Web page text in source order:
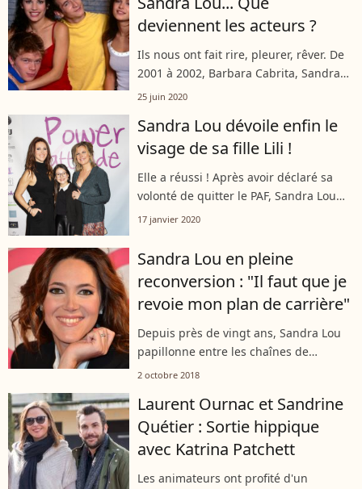
deviennent les acteurs ?
Ils nous ont fait rire, pleurer, rêver. De
2001 à 2002, Barbara Cabrita, Sandra
Lou, Géraldine Lapalus ont fait face à
Frank Geney dans la série...
25 juin 2020
Sandra Lou dévoile enfin le
visage de sa fille Lili !
Elle a réussi ! Après avoir déclaré sa
volonté de quitter le PAF, Sandra Lou
s'est reconvertie dans un tout autre
nouvel ouvrage coécrit avec...
17 janvier 2020
Sandra Lou en pleine
reconversion : "Il faut que je
revoie mon plan de carrière"
Depuis près de vingt ans, Sandra Lou
papillonne entre les chaînes de
télévision sans jamais réussir à
d'un programme. À 37 ans, elle décide
aujourd'hui...
2 octobre 2018
Laurent Ournac et Sandrine
Quétier : Sortie hippique
avec Katrina Patchett
Les animateurs ont profité d'un